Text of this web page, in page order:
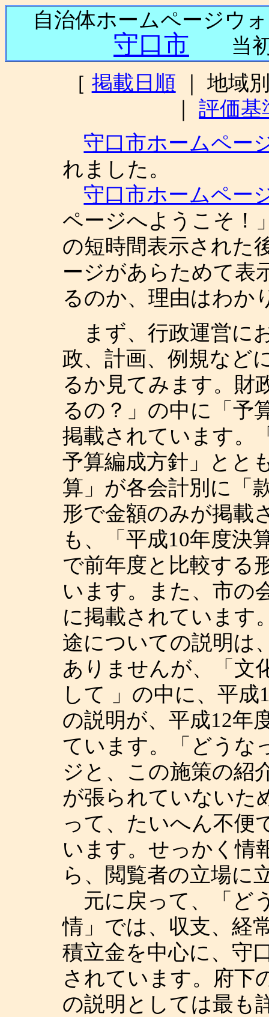
自治体ホームページ
守口市 当初
［ 掲載日順 ｜ 地域
｜評価基
守口市ホームペー
れました。
守口市ホームペー
ページへようこそ！
の短時間表示された
ージがあらためて表
るのか、理由はわか
まず、行政運営に
政、計画、例規など
るか見てみます。財
るの？」の中に「予
掲載されています。
予算編成方針」とと
算」が各会計別に「
形で金額のみが掲載
も、「平成10年度決
で前年度と比較する
います。また、市の
に掲載されていま
途についての説明は
ありませんが、「文
して 」の中に、平
の説明が、平成12年
ています。「どうな
ジと、この施策の紹
が張られていないた
って、たいへん不便
います。せっかく情
ら、閲覧者の立場に
元に戻って、「ど
情」では、収支、経
積立金を中心に、守
されています。府下
の説明としては最も